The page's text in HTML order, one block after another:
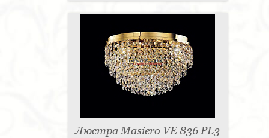
Люстра Masiero VE 836 PL3